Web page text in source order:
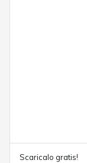
Scaricalo gratis!